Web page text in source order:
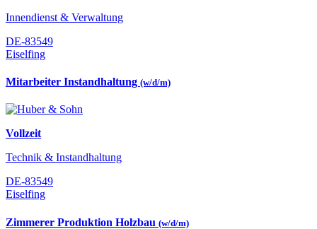
Innendienst & Verwaltung
DE-83549
Eiselfing
Mitarbeiter Instandhaltung (w/d/m)
Vollzeit
Technik & Instandhaltung
DE-83549
Eiselfing
Zimmerer Produktion Holzbau (w/d/m)